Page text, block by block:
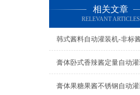
相关文章
RELEVANT ARTICLES